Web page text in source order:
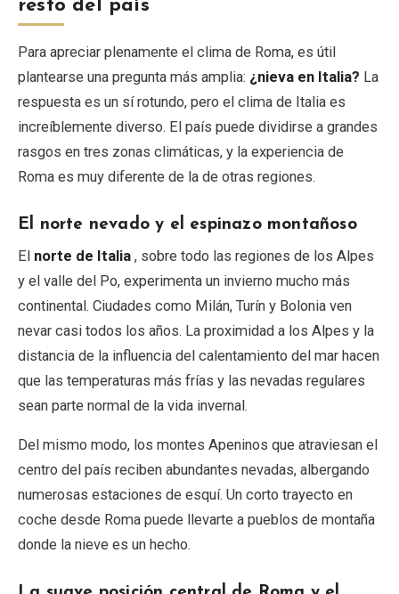
resto del país
Para apreciar plenamente el clima de Roma, es útil
plantearse una pregunta más amplia: ¿nieva en Italia? La
respuesta es un sí rotundo, pero el clima de Italia es
increíblemente diverso. El país puede dividirse a grandes
rasgos en tres zonas climáticas, y la experiencia de
Roma es muy diferente de la de otras regiones.
El norte nevado y el espinazo montañoso
El norte de Italia , sobre todo las regiones de los Alpes
y el valle del Po, experimenta un invierno mucho más
continental. Ciudades como Milán, Turín y Bolonia ven
nevar casi todos los años. La proximidad a los Alpes y la
distancia de la influencia del calentamiento del mar hacen
que las temperaturas más frías y las nevadas regulares
sean parte normal de la vida invernal.
Del mismo modo, los montes Apeninos que atraviesan el
centro del país reciben abundantes nevadas, albergando
numerosas estaciones de esquí. Un corto trayecto en
coche desde Roma puede llevarte a pueblos de montaña
donde la nieve es un hecho.